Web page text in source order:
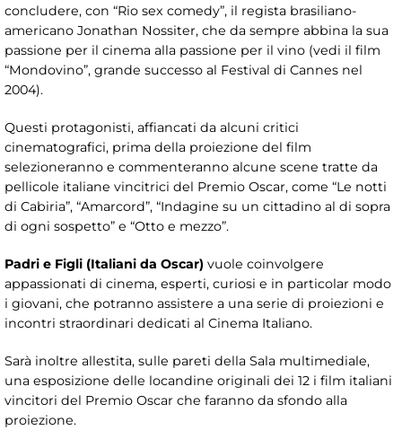
concludere, con “Rio sex comedy”, il regista brasiliano-
americano Jonathan Nossiter, che da sempre abbina la sua
passione per il cinema alla passione per il vino (vedi il film
“Mondovino”, grande successo al Festival di Cannes nel
2004).
Questi protagonisti, affiancati da alcuni critici
cinematografici, prima della proiezione del film
selezioneranno e commenteranno alcune scene tratte da
pellicole italiane vincitrici del Premio Oscar, come “Le notti
di Cabiria”, “Amarcord”, “Indagine su un cittadino al di sopra
di ogni sospetto” e “Otto e mezzo”.
Padri e Figli (Italiani da Oscar) vuole coinvolgere
appassionati di cinema, esperti, curiosi e in particolar modo
i giovani, che potranno assistere a una serie di proiezioni e
incontri straordinari dedicati al Cinema Italiano.
Sarà inoltre allestita, sulle pareti della Sala multimediale,
una esposizione delle locandine originali dei 12 i film italiani
vincitori del Premio Oscar che faranno da sfondo alla
proiezione.